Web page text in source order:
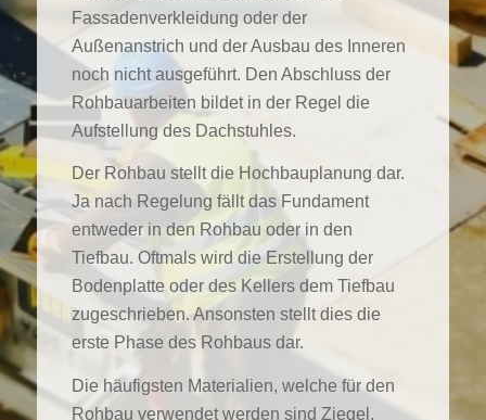
Fassadenverkleidung oder der
Außenanstrich und der Ausbau des Inneren
noch nicht ausgeführt. Den Abschluss der
Rohbauarbeiten bildet in der Regel die
Aufstellung des Dachstuhles.
Der Rohbau stellt die Hochbauplanung dar.
Ja nach Regelung fällt das Fundament
entweder in den Rohbau oder in den
Tiefbau. Oftmals wird die Erstellung der
Bodenplatte oder des Kellers dem Tiefbau
zugeschrieben. Ansonsten stellt dies die
erste Phase des Rohbaus dar.
Die häufigsten Materialien, welche für den
Rohbau verwendet werden sind Ziegel,